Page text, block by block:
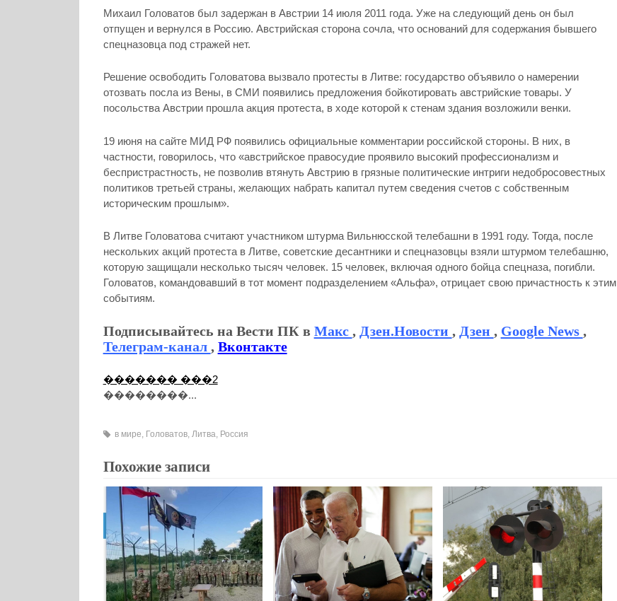
Михаил Головатов был задержан в Австрии 14 июля 2011 года. Уже на следующий день он был
отпущен и вернулся в Россию. Австрийская сторона сочла, что оснований для содержания бывшего
спецназовца под стражей нет.
Решение освободить Головатова вызвало протесты в Литве: государство объявило о намерении
отозвать посла из Вены, в СМИ появились предложения бойкотировать австрийские товары. У
посольства Австрии прошла акция протеста, в ходе которой к стенам здания возложили венки.
19 июня на сайте МИД РФ появились официальные комментарии российской стороны. В них, в
частности, говорилось, что «австрийское правосудие проявило высокий профессионализм и
беспристрастность, не позволив втянуть Австрию в грязные политические интриги недобросовестных
политиков третьей страны, желающих набрать капитал путем сведения счетов с собственным
историческим прошлым».
В Литве Головатова считают участником штурма Вильнюсской телебашни в 1991 году. Тогда, после
нескольких акций протеста в Литве, советские десантники и спецназовцы взяли штурмом телебашню,
которую защищали несколько тысяч человек. 15 человек, включая одного бойца спецназа, погибли.
Головатов, командовавший в тот момент подразделением «Альфа», отрицает свою причастность к этим
событиям.
Подписывайтесь на Вести ПК в Макс , Дзен.Новости , Дзен , Google News ,
Телеграм-канал , Вконтакте
������� ���2
��������...
в мире Головатов, Литва Россия
Похожие записи